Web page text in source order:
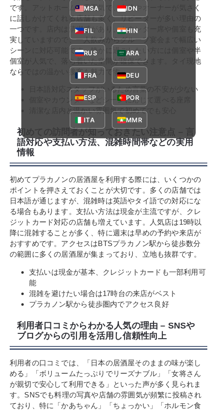
です。アットホームな雰囲気で、女将やオーナーが気さく
に話しかけてくれる店舗も多く、リピーターが多い理由の
一つです。店内は清潔感があり、カウンター席や個室も充
実していますので、一人飲みからグループ宴会まで幅広い
シーンに対応可能です。静かに過ごしたい方には個室や半
個室が人気で、落ち着いた空間が確保できます。タイ現地
ならではの温かい接客も魅力です。
日本語対応スタッフがいるため言葉の不安が少ない
個室やカウンターなどシーンに応じて選べる座席
清潔な店内と温かい雰囲気で初めてでも安心
初めての訪問者が知っておきたい注意点 – 言
語対応や支払い方法、混雑時間帯などの実用
情報
初めてプラカノンの居酒屋を利用する際には、いくつかの
ポイントを押さえておくことが大切です。多くの店舗では
日本語が通じますが、混雑時は英語やタイ語での対応にな
る場合もあります。支払い方法は現金が主流ですが、クレ
ジットカード対応の店舗も増えています。人気店は19時以
降に混雑することが多く、特に週末は早めの予約や来店が
おすすめです。アクセスはBTSプラカノン駅から徒歩数分
の範囲に多くの居酒屋が集まっており、立地も抜群です。
支払いは現金が基本、クレジットカードも一部利用可
能
混雑を避けたい場合は17時台の来店がベスト
プラカノン駅から徒歩圏内でアクセス良好
利用者口コミからわかる人気の理由 – SNSや
ブログからの引用を活用し信頼性向上
利用者の口コミでは、「日本の居酒屋そのままの味が楽し
める」「ボリュームたっぷりでリーズナブル」「女将さん
が親切で安心して利用できる」といった声が多く見られま
す。SNSでも料理の写真や店舗の雰囲気が頻繁に投稿され
ており、特に「かあちゃん」「ちょっかい」「ホルモン食
MSA IDN
FIL HIN
RUS ARA
FRA DEU
ESP POR
ITA MMR